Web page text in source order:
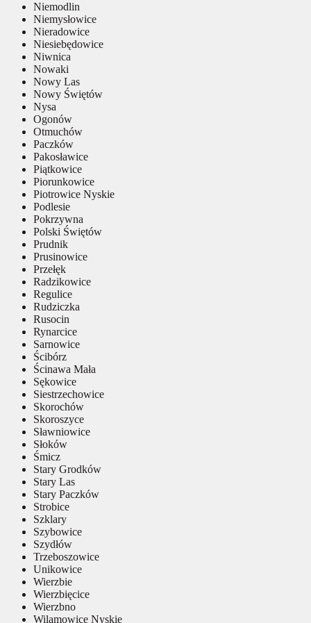
Niemodlin
Niemysłowice
Nieradowice
Niesiebędowice
Niwnica
Nowaki
Nowy Las
Nowy Świętów
Nysa
Ogonów
Otmuchów
Paczków
Pakosławice
Piątkowice
Piorunkowice
Piotrowice Nyskie
Podlesie
Pokrzywna
Polski Świętów
Prudnik
Prusinowice
Przełęk
Radzikowice
Regulice
Rudziczka
Rusocin
Rynarcice
Sarnowice
Ścibórz
Ścinawa Mała
Sękowice
Siestrzechowice
Skorochów
Skoroszyce
Sławniowice
Słoków
Śmicz
Stary Grodków
Stary Las
Stary Paczków
Strobice
Szklary
Szybowice
Szydłów
Trzeboszowice
Unikowice
Wierzbie
Wierzbięcice
Wierzbno
Wilamowice Nyskie